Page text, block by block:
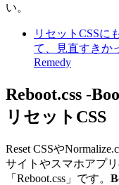
い。
リセットCSSに
て、見直すきか
Remedy
Reboot.css -
リセットCSS
Reset CSSや
サイトやスマホアプ
「Reboot.css」です。